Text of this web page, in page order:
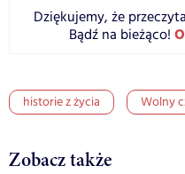
Dziękujemy, że
Bądź na bieżąco!
historie z życia Wolny
Zobacz także